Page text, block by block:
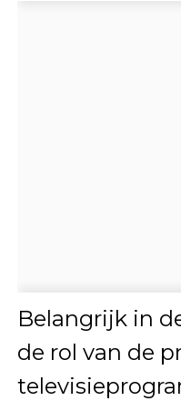
Belangrijk in
de rol van de